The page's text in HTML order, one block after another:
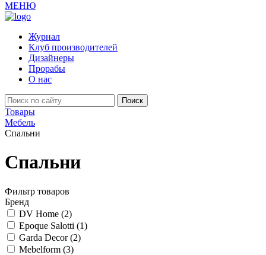
МЕНЮ
Журнал
Клуб производителей
Дизайнеры
Прорабы
О нас
Товары
Мебель
Спальни
Спальни
Фильтр товаров
Бренд
DV Home (2)
Epoque Salotti (1)
Garda Decor (2)
Mebelform (3)